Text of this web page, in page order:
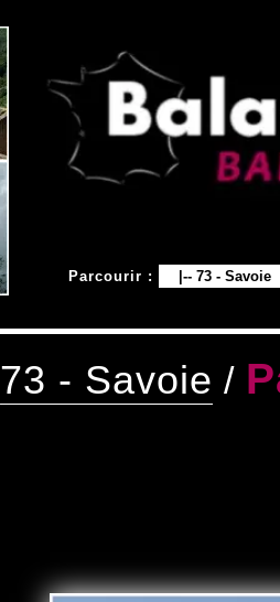
Parcourir :
73 - Savoie /